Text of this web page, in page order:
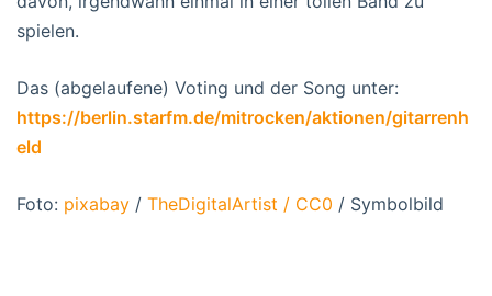
spielen.
Das (abgelaufene) Voting und der Song unter:
https://berlin.starfm.de/mitrocken/aktionen/gitarrenh
eld
Foto: pixabay / TheDigitalArtist / CC0 / Symbolbild